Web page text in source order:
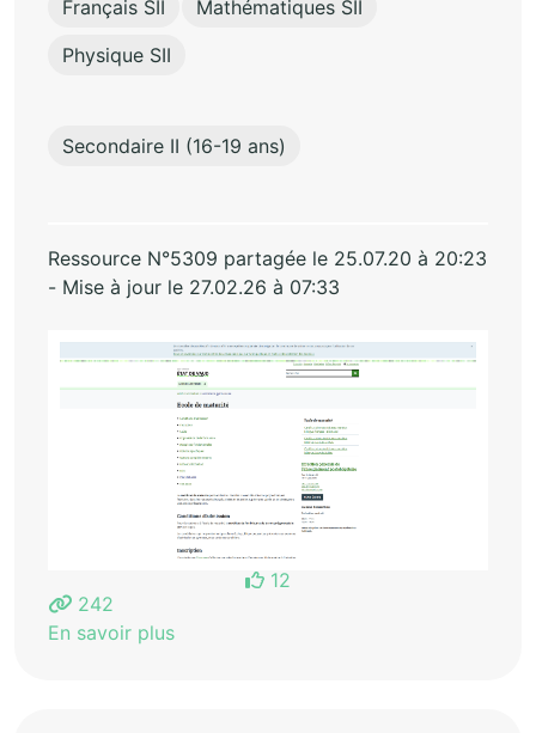
Français SII
Mathématiques SII
Physique SII
Secondaire II (16-19 ans)
Ressource N°5309 partagée le 25.07.20 à 20:23
- Mise à jour le 27.02.26 à 07:33
12
242
En savoir plus